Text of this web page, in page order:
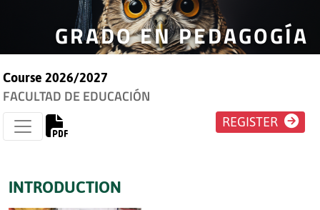
GRADO EN PEDAGOGÍA
Course 2026/2027
FACULTAD DE EDUCACIÓN
REGISTER
INTRODUCTION